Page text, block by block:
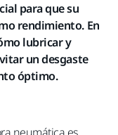
para que su
rendimiento. En
lubricar y
un desgaste
óptimo.